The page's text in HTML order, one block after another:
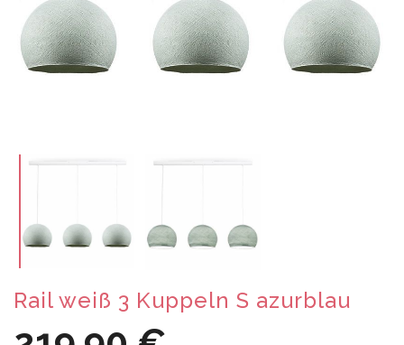
Rail weiß 3 Kuppeln S azurblau